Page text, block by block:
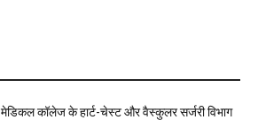
​मेडिकल कॉलेज के हार्ट-चेस्ट और वैस्कुलर सर्जरी विभाग